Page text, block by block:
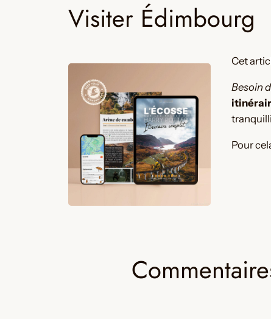
Visiter Édimbourg
Cet
Besoin
Pour